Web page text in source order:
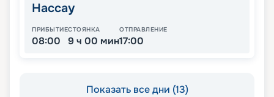
Нассау
ПРИБЫТИЕ
08:00
СТОЯНКА
9 ч 00 мин
ОТПРАВЛЕНИЕ
17:00
Показать все дни (13)